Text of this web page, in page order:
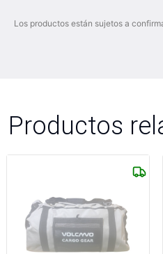
Los productos están sujetos a
Productos